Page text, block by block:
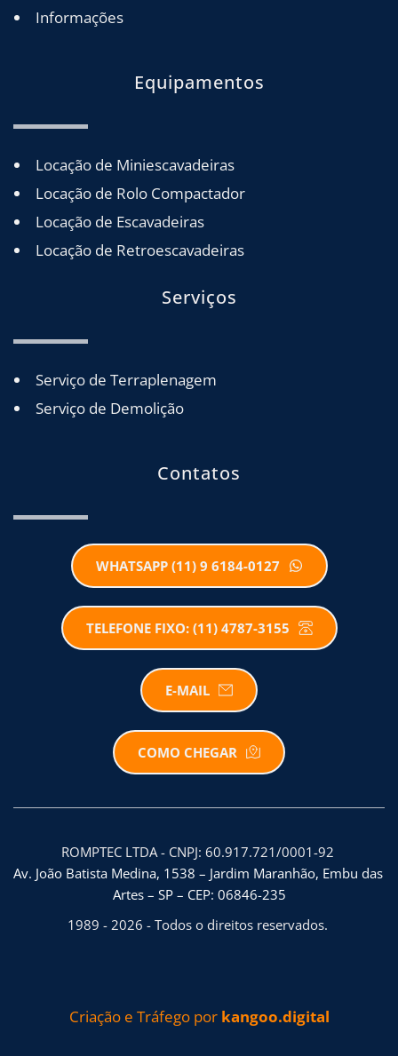
Informações
Equipamentos
Locação de Miniescavadeiras
Locação de Rolo Compactador
Locação de Escavadeiras
Locação de Retroescavadeiras
Serviços
Serviço de Terraplenagem
Serviço de Demolição
Contatos
WHATSAPP (11) 9 6184-0127
TELEFONE FIXO: (11) 4787-3155
E-MAIL
COMO CHEGAR
ROMPTEC LTDA - CNPJ: 60.917.721/0001-92
Av. João Batista Medina, 1538 – Jardim Maranhão, Embu das
Artes – SP – CEP: 06846-235
1989 - 2026 - Todos o direitos reservados.
Criação e Tráfego por kangoo.digital